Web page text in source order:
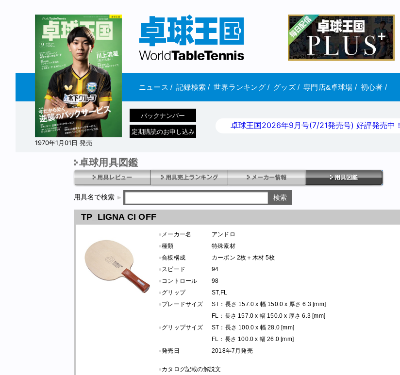
ニュース / 記録検索 / 世界ランキング/ グッズ/ 専門店&卓球場 / 初心者 /
1970年1月01日 発売
バックナンバー
定期購読のお申し込み
卓球王国2026年9月号(7/21発売号) 好評発売中！
卓球用具図鑑
用具名で検索
TP_LIGNA CI OFF
● メーカー名
アンドロ
●種類
特殊素材
●合板構成
カーボン 2枚＋木材 5枚
●スピード
94
●コントロール
98
●グリップ
ST,FL
●ブレードサイズ
ST：長さ 157.0 x 幅 150.0 x 厚さ 6.3 [mm]
FL：長さ 157.0 x 幅 150.0 x 厚さ 6.3 [mm]
●グリップサイズ
ST：長さ 100.0 x 幅 28.0 [mm]
FL：長さ 100.0 x 幅 26.0 [mm]
●発売日 2018年7月発売
●カタログ記載の解説文